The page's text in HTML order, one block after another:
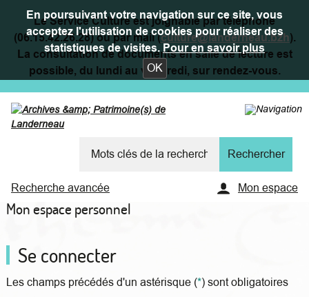
En poursuivant votre navigation sur ce site, vous
acceptez l'utilisation de cookies pour réaliser des
statistiques de visites.Pour en savoir plus
OK
Le Service Culture est joignable par téléphone
(06.15.42.26.28) ou par mail (culture@landerneau.bzh).
La consultation de documents en salle de lecture est
possible, du lundi au vendredi, sur rendez-vous.
Recherche avancée Mon espace
Mon espace personnel
Se connecter
Les champs précédés d'un astérisque (*) sont obligatoires